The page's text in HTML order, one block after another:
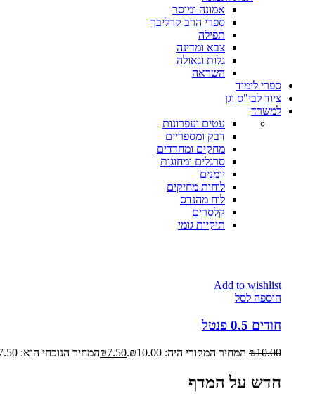
אמונה ומוסר
ספרי הרב קרליבך
תפילה
צבא ומדינה
גלות וגאולה
השראה
ספרי לימוד
ציוד לבי"ס וגן
למשרד
עטים ועפרונות
דבק ומספריים
מחקים ומחדדים
סרגלים ומחוגות
יומנים
לוחות מחיקים
לוח מהנדס
קלסרים
תיקיות גומי
Add to wishlist
הוספה לסל
חודים 0.5 פנטל
₪10.00 המחיר המקורי היה: ₪10.00. ₪7.50 המחיר הנוכחי הוא: ₪7.50.
חדש על המדף